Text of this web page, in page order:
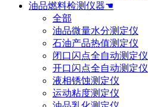
油品燃料检测仪器☚
全部
油品微量水分测定仪
石油产品热值测定仪
闭口闪点全自动测定仪
开口闪点全自动测定仪
液相锈蚀测定仪
运动粘度测定仪